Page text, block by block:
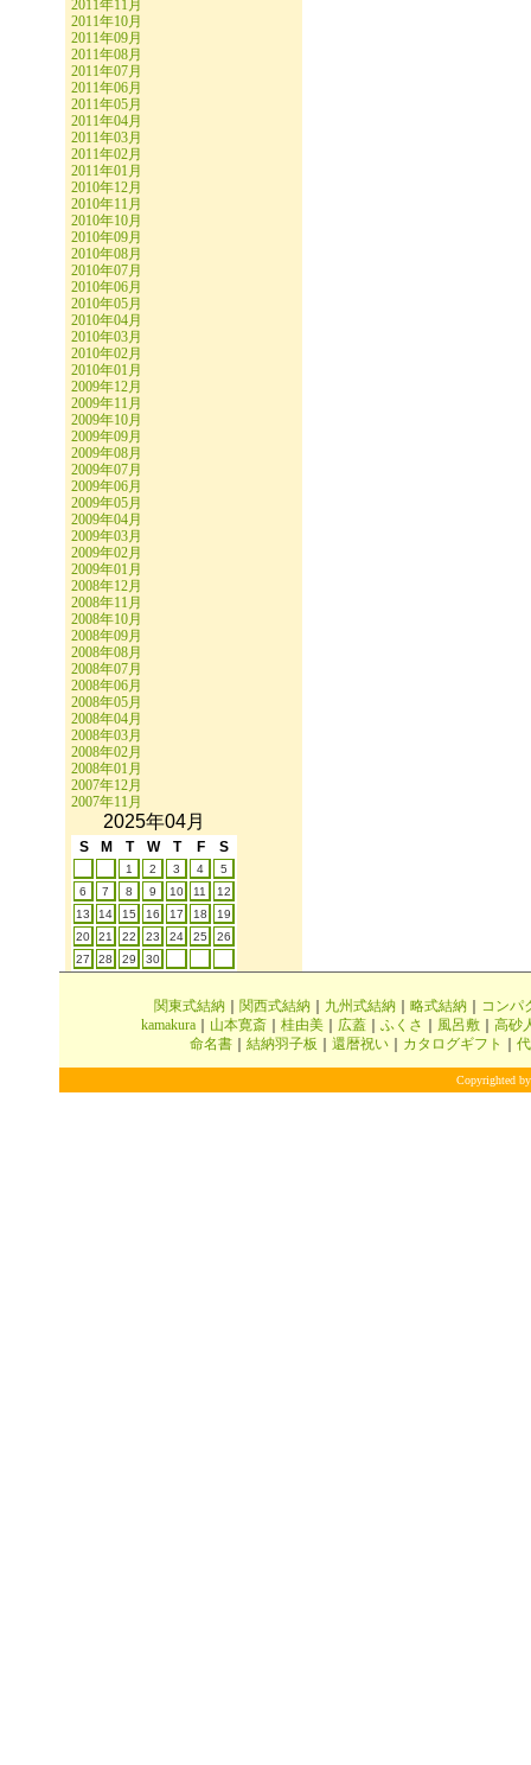
2011年11月
2011年10月
2011年09月
2011年08月
2011年07月
2011年06月
2011年05月
2011年04月
2011年03月
2011年02月
2011年01月
2010年12月
2010年11月
2010年10月
2010年09月
2010年08月
2010年07月
2010年06月
2010年05月
2010年04月
2010年03月
2010年02月
2010年01月
2009年12月
2009年11月
2009年10月
2009年09月
2009年08月
2009年07月
2009年06月
2009年05月
2009年04月
2009年03月
2009年02月
2009年01月
2008年12月
2008年11月
2008年10月
2008年09月
2008年08月
2008年07月
2008年06月
2008年05月
2008年04月
2008年03月
2008年02月
2008年01月
2007年12月
2007年11月
2025年04月
S M T W T F S
1 2 3 4
5
6
7 8 9 10 11
12
13
14 15 16 17 18
19
20
21 22 23 24 25
26
27
28 29 30
関東式結納 関西式結納 九州式結納 略式結納
コンパ
kamakura
山本寛斎 桂由美 広蓋 ふくさ 風呂敷
高砂
命名書
結納羽子板 還暦祝い カタログギフト
Copyrighted